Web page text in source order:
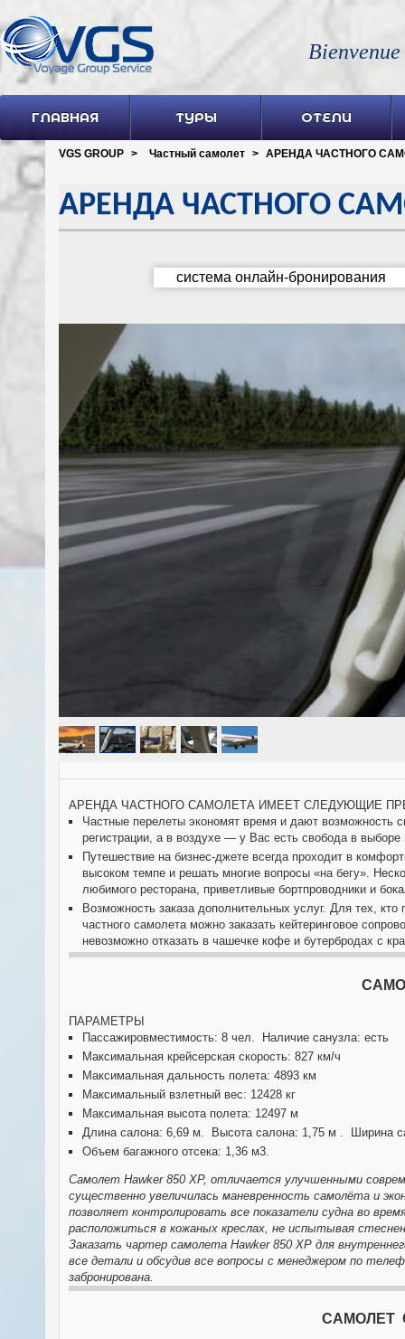
ГЛАВНАЯ ТУРЫ ОТЕЛИ
VGS GROUP > Частный самолет > АРЕНДА ЧАСТНОГО
АРЕНДА ЧАСТНОГО
система онлайн-бронирования
АРЕНДА ЧАСТНОГО САМОЛЕТА ИМЕЕТ СЛЕДУЮЩИЕ
Частные перелеты экономят время и дают возможность
регистрации, а в воздухе — у Вас есть свобода в
Путешествие на бизнес-джете всегда проходит в
высоком темпе и решать многие вопросы «на бегу».
любимого ресторана, приветливые бортпроводники и
Возможность заказа дополнительных услуг. Для тех,
частного самолета можно заказать кейтеринговое
невозможно отказать в чашечке кофе и бутербродах с
ПАРАМЕТРЫ
Пассажировместимость: 8 чел. Наличие санузла: есть
Максимальная крейсерская скорость: 827 км/ч
Максимальная дальность полета: 4893 км
Максимальный взлетный вес: 12428 кг
Максимальная высота полета: 12497 м
Длина салона: 6,69 м. Высота салона: 1,75 м . Ширина
Объем багажного отсека: 1,36 м3.
Самолет Hawker 850 XP, отличается улучшенными
существенно увеличилась маневренность самолёта и
позволяет контролировать все показатели судна во
расположиться в кожаных креслах, не испытывая
Заказать чартер самолета Hawker 850 XP для
все детали и обсудив все вопросы с менеджером по
забронирована.
САМОЛЕТ